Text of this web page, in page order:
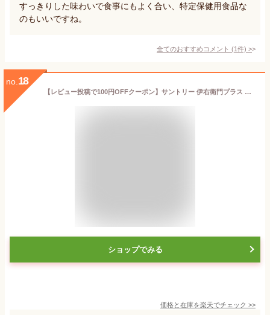
すっきりした味わいで食事にもよく合い、特定保健用食品な
のもいいですね。
全てのおすすめコメント (1件) >
no. 18
【レビュー投稿で100円OFFクーポン】サントリー 伊右衛門プラス 血糖値対策 350ml ペットボトル 緑茶 お茶 飲料
ショップでみる
価格と在庫を楽天でチェック >>